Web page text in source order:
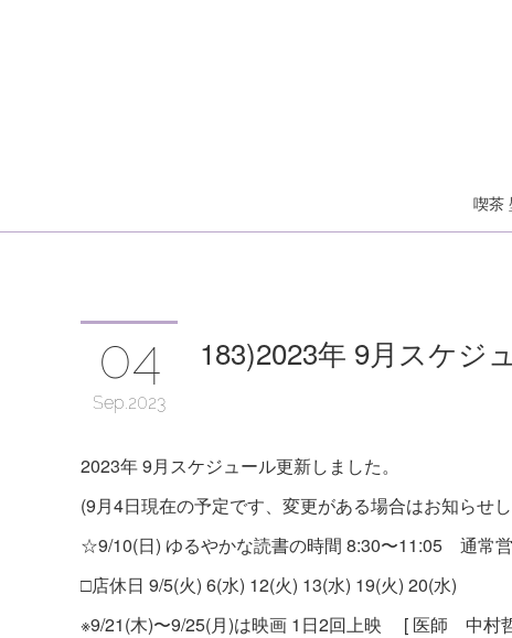
喫茶
04
Sep 2023
183)2023年 9月スケジ
2023年 9月スケジュール更新しました。
(9月4日現在の予定です、変更がある場合はお知らせ
☆9/10(日) ゆるやかな読書の時間 8:30〜11:05 通常
□店休日 9/5(火) 6(水) 12(火) 13(水) 19(火) 20(水)
※9/21(木)〜9/25(月)は映画 1日2回上映 [ 医師 中村